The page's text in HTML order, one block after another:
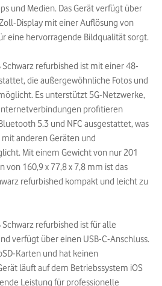
und Medien. Das Gerät verfügt über
Display mit einer Auflösung von
eine hervorragende Bildqualität sorgt.
Schwarz refurbished ist mit einer 48-
die außergewöhnliche Fotos und
Es unterstützt 5G-Netzwerke,
profitieren
5.3 und NFC ausgestattet, was
anderen Geräten und
Mit einem Gewicht von nur 201
von 160,9 x 77,8 x 7,8 mm ist das
refurbished kompakt und leicht zu
Schwarz refurbished ist für alle
verfügt über einen USB-C-Anschluss.
Karten und hat keinen
läuft auf dem Betriebssystem iOS
Leistung für professionelle